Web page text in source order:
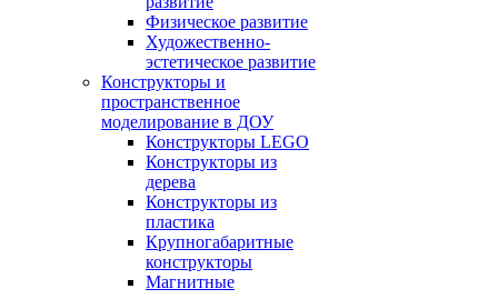
Физическое развитие
Художественно-
эстетическое развитие
Конструкторы и
пространственное
моделирование в ДОУ
Конструкторы LEGO
Конструкторы из
дерева
Конструкторы из
пластика
Крупногабаритные
конструкторы
Магнитные